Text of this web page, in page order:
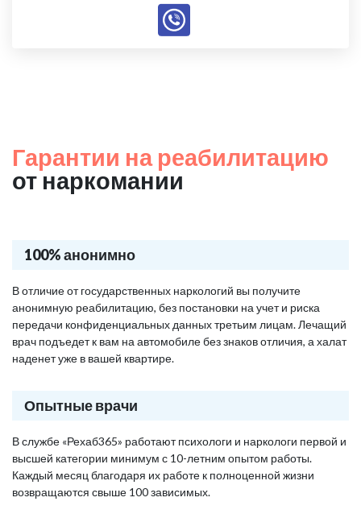
Гарантии на реабилитацию
от наркомании
100% анонимно
В отличие от государственных наркологий вы получите
анонимную реабилитацию, без постановки на учет и риска
передачи конфиденциальных данных третьим лицам. Лечащий
врач подъедет к вам на автомобиле без знаков отличия, а халат
наденет уже в вашей квартире.
Опытные врачи
В службе «Рехаб365» работают психологи и наркологи первой и
высшей категории минимум с 10-летним опытом работы.
Каждый месяц благодаря их работе к полноценной жизни
возвращаются свыше 100 зависимых.